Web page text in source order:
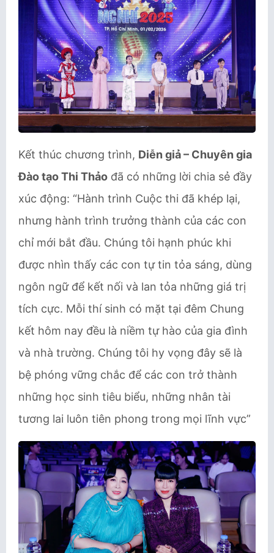
Kết thúc chương trình, Diễn giả – Chuyên gia
Đào tạo Thi Thảo đã có những lời chia sẻ đầy
xúc động: “Hành trình Cuộc thi đã khép lại,
nhưng hành trình trưởng thành của các con
chỉ mới bắt đầu. Chúng tôi hạnh phúc khi
được nhìn thấy các con tự tin tỏa sáng, dùng
ngôn ngữ để kết nối và lan tỏa những giá trị
tích cực. Mỗi thí sinh có mặt tại đêm Chung
kết hôm nay đều là niềm tự hào của gia đình
và nhà trường. Chúng tôi hy vọng đây sẽ là
bệ phóng vững chắc để các con trở thành
những học sinh tiêu biểu, những nhân tài
tương lai luôn tiên phong trong mọi lĩnh vực”